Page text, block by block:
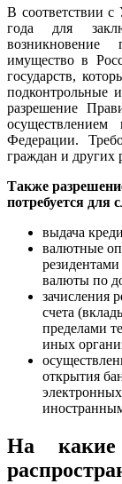
В соответствии
года для
имущество в
государств,
подконтрольные
разрешение
Федерации.
граждан и других
Также
потребуется для
выдача
валютные
валюты по
зачисления
счета
пределами
иных
открытия
На какие